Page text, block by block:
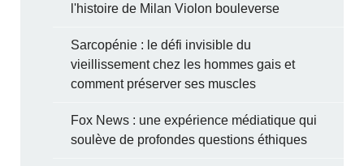
l'histoire de Milan Violon bouleverse
Sarcopénie : le défi invisible du
vieillissement chez les hommes gais et
comment préserver ses muscles
Fox News : une expérience médiatique qui
soulève de profondes questions éthiques